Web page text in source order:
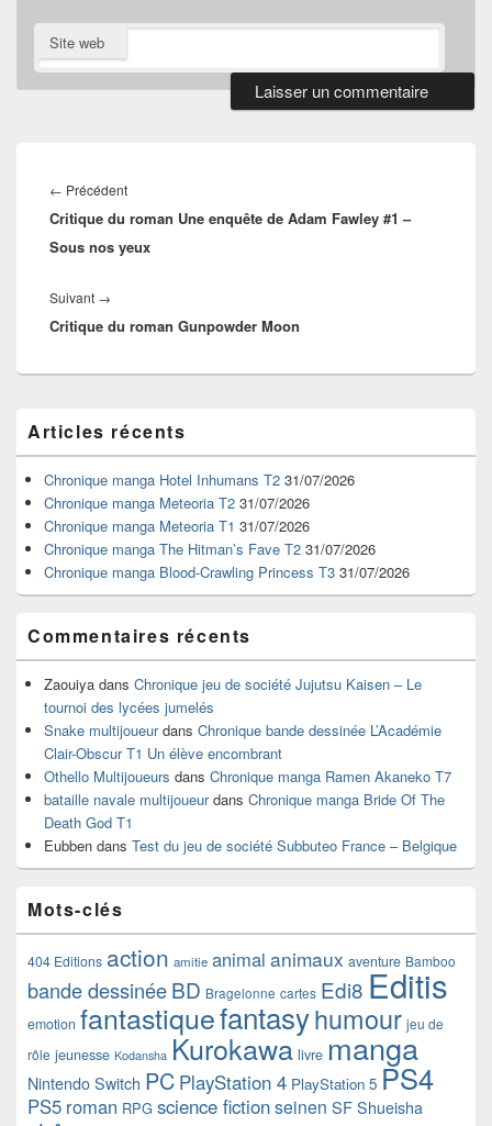
Site web
de
l’article
← PrécédentArticle
précédent :
Critique du roman Une enquête de Adam Fawley #1 –
Sous nos yeux
Suivant →
suivant :
Critique du roman Gunpowder Moon
principale
de
widget
pour
barre
latérale
Articles récents
Chronique manga Hotel Inhumans T2 31/07/2026
Chronique manga Meteoria T2 31/07/2026
Chronique manga Meteoria T1 31/07/2026
Chronique manga The Hitman’s Fave T2 31/07/2026
Chronique manga Blood-Crawling Princess T3 31/07/2026
Commentaires récents
Zaouiya dans Chronique jeu de société Jujutsu Kaisen – Le
tournoi des lycées jumelés
Snake multijoueurdans Chronique bande dessinée L’Académie
Clair-Obscur T1 Un élève encombrant
Othello Multijoueurs dans Chronique manga Ramen Akaneko T7
bataille navale multijoueurdans Chronique manga Bride Of The
Death God T1
Eubben dans Test du jeu de société Subbuteo France – Belgique
Mots-clés
404 Editions action amitie animal animaux aventure Bamboo
bande dessinéeBD Bragelonne cartes Edi8 Editis
emotion fantastiquefantasyhumour jeu de
rôle jeunesse Kodansha Kurokawa livre manga
Nintendo Switch PC PlayStation 4 PlayStation 5 PS4
PS5 roman RPG science fictionseinen SF Shueisha